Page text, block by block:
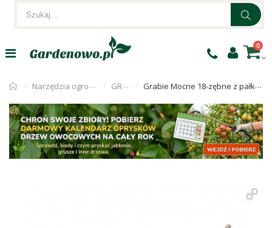
0
Narzędzia ogrodnicze GRABIE Grabie Mocne 18-zębne z pałkąkiem O